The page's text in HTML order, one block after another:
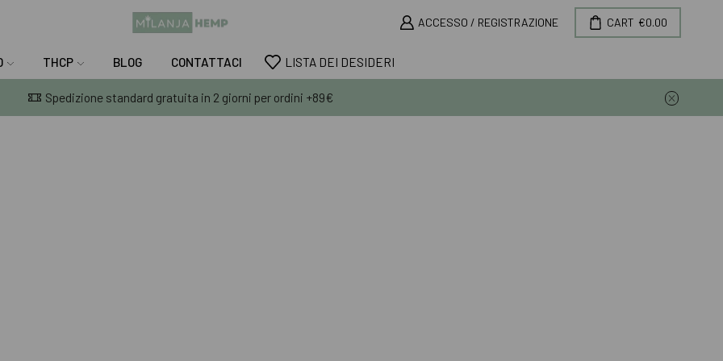
ACCESSO / REGISTRAZIONE CART €0.00
THCP BLOG CONTATTACI LISTA DEI DESIDERI
Spedizione standard gratuita in 2 giorni per ordini +89€